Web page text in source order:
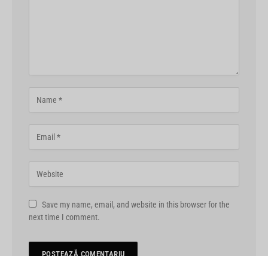
Save my name, email, and website in this browser for the
next time I comment.